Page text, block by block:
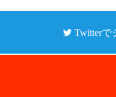
Twitterで